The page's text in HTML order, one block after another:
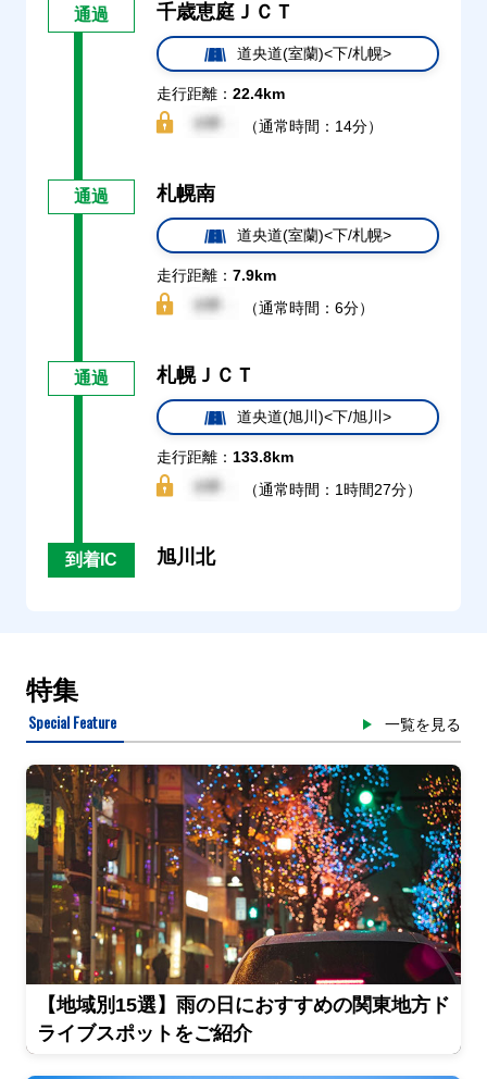
通過 千歳恵庭ＪＣＴ
道央道(室蘭)<下/札幌>
走行距離： 22.4km
（通常時間：14分）
通過 札幌南
道央道(室蘭)<下/札幌>
走行距離： 7.9km
（通常時間：6分）
通過 札幌ＪＣＴ
道央道(旭川)<下/旭川>
走行距離： 133.8km
（通常時間：1時間27分）
到着IC 旭川北
特集
Special Feature 一覧を見る
【地域別15選】雨の日におすすめの関東地方ド
ライブスポットをご紹介